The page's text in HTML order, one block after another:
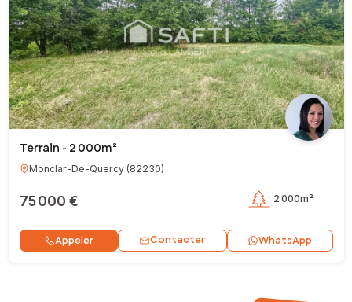
Terrain - 2 000m²
Monclar-De-Quercy(82230)
75 000 € 2 000m²
Appeler Contacter WhatsApp